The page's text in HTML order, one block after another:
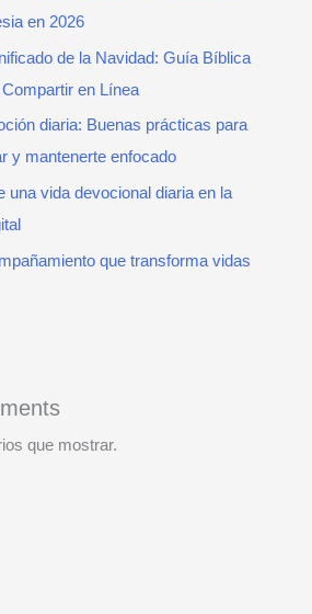
en 2026
de la Navidad: Guía Bíblica
en Línea
diaria: Buenas prácticas para
y mantenerte enfocado
una vida devocional diaria en la
que transforma vidas
que mostrar.